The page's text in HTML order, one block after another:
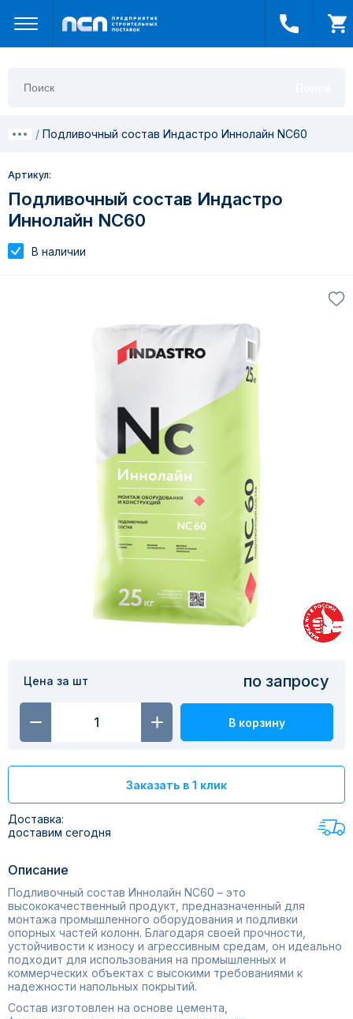
Подливочный состав Индастро Иннолайн NC60
Артикул:
Подливочный состав Индастро
Иннолайн NC60
В наличии
Цена за шт по запросу
В корзину
Заказать в 1 клик
Доставка:
доставим сегодня
Описание
Подливочный состав Иннолайн NC60 – это
высококачественный продукт, предназначенный для
монтажа промышленного оборудования и подливки
опорных частей колонн. Благодаря своей прочности,
устойчивости к износу и агрессивным средам, он идеально
подходит для использования на промышленных и
коммерческих объектах с высокими требованиями к
надежности напольных покрытий.
Состав изготовлен на основе цемента,